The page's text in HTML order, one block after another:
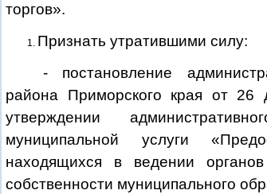
торгов».
Признать утратившими силу:
- постановление
района Приморского края от
утверждении
муниципальной услуги
находящихся в ведении
собственности муниципального